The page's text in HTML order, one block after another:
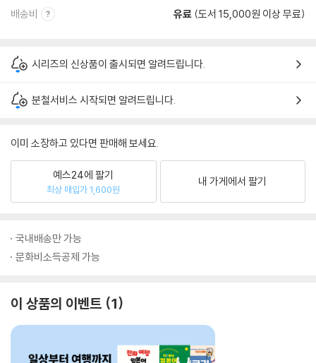
배송비 유료 (도서 15,000원 이상 무료)
시리즈의 신상품이 출시되면 알려드립니다.
분철서비스 시작되면 알려드립니다.
이미 소장하고 있다면 판매해 보세요.
예스24에 팔기
최상 매입가 1,600원
내 가게에서 팔기
국내배송만 가능
문화비소득공제 가능
이 상품의 이벤트 1